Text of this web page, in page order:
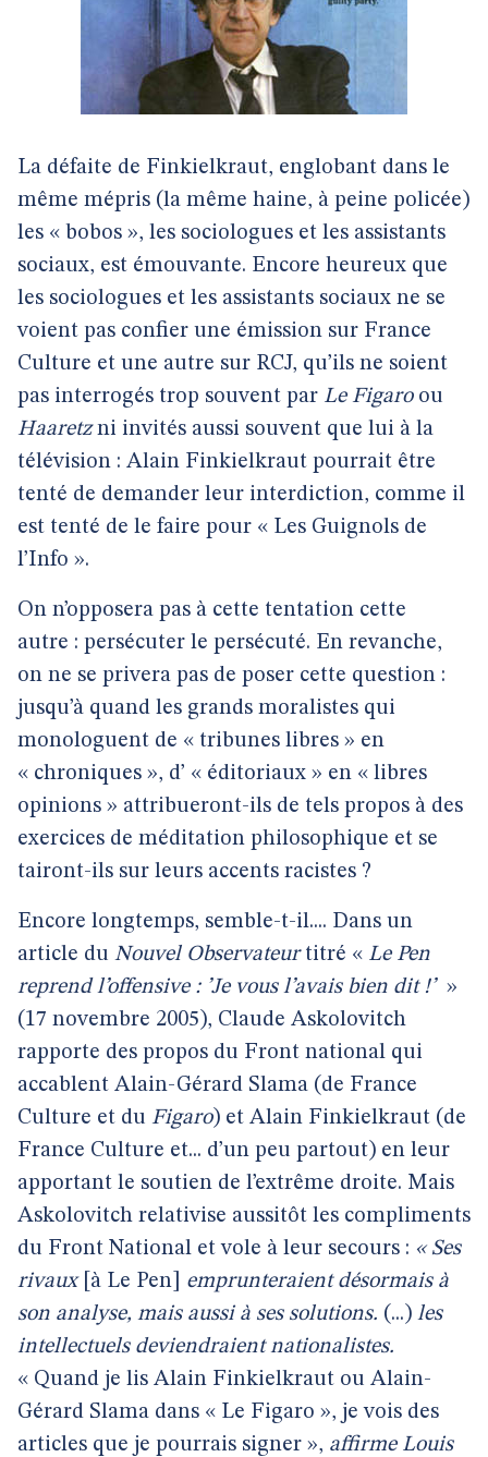
La défaite de Finkielkraut, englobant dans le
même mépris (la même haine, à peine policée)
les « bobos », les sociologues et les assistants
sociaux, est émouvante. Encore heureux que
les sociologues et les assistants sociaux ne se
voient pas confier une émission sur France
Culture et une autre sur RCJ, qu’ils ne soient
pas interrogés trop souvent par Le Figaroou
Haaretzni invités aussi souvent que lui à la
télévision : Alain Finkielkraut pourrait être
tenté de demander leur interdiction, comme il
est tenté de le faire pour « Les Guignols de
l’Info ».
On n’opposera pas à cette tentation cette
autre : persécuter le persécuté. En revanche,
on ne se privera pas de poser cette question :
jusqu’à quand les grands moralistes qui
monologuent de « tribunes libres » en
« chroniques », d’ « éditoriaux » en « libres
opinions » attribueront-ils de tels propos à des
exercices de méditation philosophique et se
tairont-ils sur leurs accents racistes ?
Encore longtemps, semble-t-il.... Dans un
article du Nouvel Observateurtitré « Le Pen
reprend l’offensive : ’Je vous l’avais bien dit !’ »
(17 novembre 2005), Claude Askolovitch
rapporte des propos du Front national qui
accablent Alain-Gérard Slama (de France
Culture et du Figaro) et Alain Finkielkraut (de
France Culture et... d’un peu partout) en leur
apportant le soutien de l’extrême droite. Mais
Askolovitch relativise aussitôt les compliments
du Front National et vole à leur secours : « Ses
rivaux[à Le Pen] emprunteraient désormais à
son analyse, mais aussi à ses solutions. (...) les
intellectuels deviendraient nationalistes.
« Quand je lis Alain Finkielkraut ou Alain-
Gérard Slama dans « Le Figaro », je vois des
articles que je pourrais signer », affirme Louis